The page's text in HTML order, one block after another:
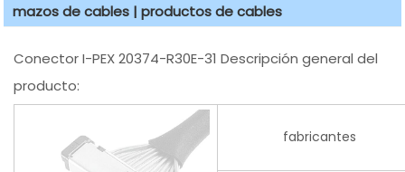
mazos de cables | productos de cables
Conector I-PEX 20374-R30E-31 Descripción general del
producto:
fabricantes